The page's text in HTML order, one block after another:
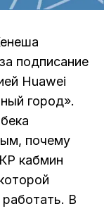
подписание
Huawei
город».
почему
кабмин
В